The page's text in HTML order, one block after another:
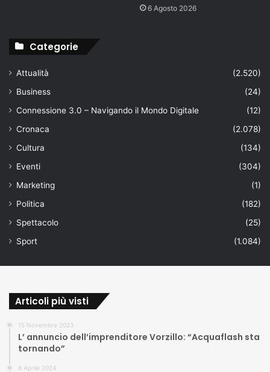
6 Agosto 2026
Categorie
Attualità
(2.520)
Business
(24)
Connessione 3.0 – Navigando il Mondo Digitale
(12)
Cronaca
(2.078)
Cultura
(134)
Eventi
(304)
Marketing
(1)
Politica
(182)
Spettacolo
(25)
Sport
(1.084)
Articoli più visti
15 Novembre 2023
L’ annuncio dell’imprenditore Vorzillo: “Acquaflash sta
tornando”
8 Aprile 2024